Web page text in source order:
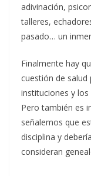
adivinación,
talleres,
pasado… un
Finalmente hay
cuestión de salud
instituciones y
Pero también es
señalemos que
disciplina y
consideran